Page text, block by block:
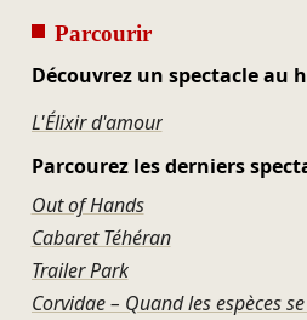
Parcourir
Découvrez un spectacle au
L'Élixir d'amour
Parcourez les derniers
Out of Hands
Cabaret Téhéran
Trailer Park
Corvidae – Quand les espèces